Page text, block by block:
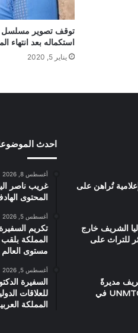
توقف تصوير مسلسل
استكماله بعد انتهاء
يناير 5, 2020
تُراهن على
الشريف خارج
للتراث على
مديرةً
للعلاقات الدولية بمنظمة UNMTC في
احدث
أغسطس 8, 2026
غريب ناصر
المحتوى
أغسطس 5, 2026
تكريم
المملكة بلقب
مستوى العالم 2026”
أغسطس 5, 2026
السفيرة
المملكة